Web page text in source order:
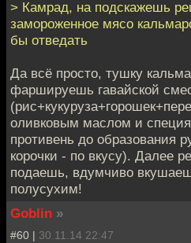
> Камрад, на подскажешь
замороженное мясо
бы отведать
Да всё просто, тушку
фаршируешь гавайской
оливковым маслом и
противень до образования
корочки - по вкусу). Далее
подаешь, вдумчиво
полусухим!
Goblin »
#60 | 30.11.14 22:47